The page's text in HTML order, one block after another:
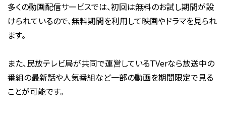
多くの動画配信サービスでは、初回は無料のお試し期間が設
けられているので、無料期間を利用して映画やドラマを見られ
ます。
また、民放テレビ局が共同で運営しているTVerなら放送中の
番組の最新話や人気番組など一部の動画を期間限定で見る
ことが可能です。